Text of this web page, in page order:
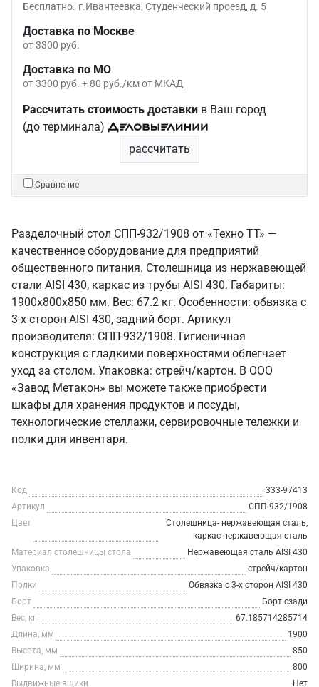
Бесплатно. г.Ивантеевка, Студенческий проезд, д. 5
Доставка по Москве
от 3300 руб.
Доставка по МО
от 3300 руб. + 80 руб./км от МКАД
Рассчитать стоимость доставки в Ваш город
(до терминала)
рассчитать
Сравнение
Разделочный стол СПП-932/1908 от «Техно ТТ» —
качественное оборудование для предприятий
общественного питания. Столешница из нержавеющей
стали AISI 430, каркас из трубы AISI 430. Габариты:
1900x800x850 мм. Вес: 67.2 кг. Особенности: обвязка с
3-х сторон AISI 430, задний борт. Артикул
производителя: СПП-932/1908. Гигиеничная
конструкция с гладкими поверхностями облегчает
уход за столом. Упаковка: стрейч/картон. В ООО
«Завод Метакон» вы можете также приобрести
шкафы для хранения продуктов и посуды,
технологические стеллажи, сервировочные тележки и
полки для инвентаря.
Код
333-97413
Артикул
СПП-932/1908
Цвет
Столешница- нержавеющая сталь,
каркас-нержавеющая сталь
Материал столешницы стола
Нержавеющая сталь AISI 430
Упаковка
стрейч/картон
Полки
Обвязка с 3-х сторон AISI 430
Борт
Борт сзади
Вес, кг
67.185714285714
Длина, мм
1900
Высота, мм
850
Ширина, мм
800
Выдвижные ящики
Нет